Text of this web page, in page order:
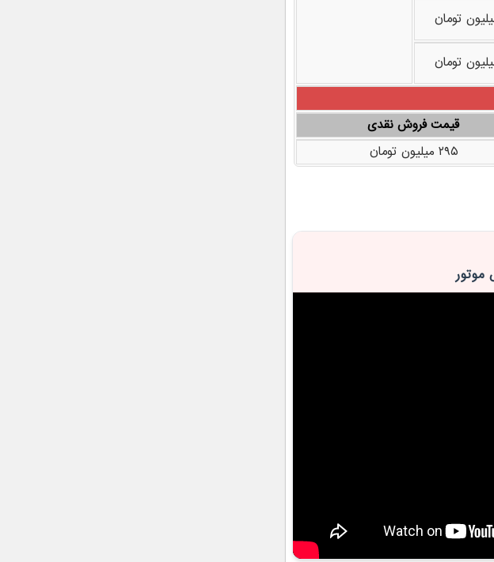
قیمت فروش نقدی
۲۹۵ میلیون تومان